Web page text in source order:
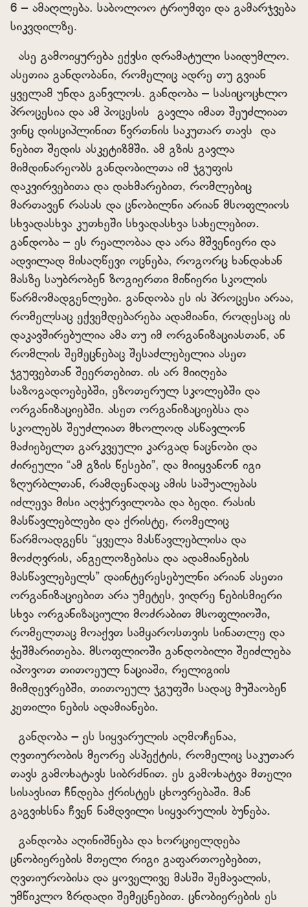
6 – ამაღლება. საბოლოო ტრიუმფი და გამარჯვება
სიკვდილზე.
ასე გამოიყურება ექვსი დრამატული საიდუმლო.
ასეთია განდობანი, რომელიც ადრე თუ გვიან
ყველამ უნდა განვლოს. განდობა – სასიცოცხლო
პროცესია და ამ პოცესის გავლა იმათ შეუძლიათ
ვინც დისციპლინით წვრთნის საკუთარ თავს და
ნებით შედის ასკეტიზმში. ამ გზის გავლა
მიმდინარეობს განდობილთა იმ ჯგუფის
დაკვირვებითა და დახმარებით, რომლებიც
მართავენ რასას და ცნობილნი არიან მსოფლიოს
სხვადასხვა კუთხეში სხვადასხვა სახელებით.
განდობა – ეს რეალობაა და არა მშვენიერი და
ადვილად მისაღწევი ოცნება, როგორც ხანდახან
მასზე საუბრობენ ზოგიერთი მიწიერი სკოლის
წარმომადგენლები. განდობა ეს ის პროცესი არაა,
რომელსაც ექვემდებარება ადამიანი, როდესაც ის
დაკავშირებულია ამა თუ იმ ორგანიზაციასთან, ან
რომლის შემეცნებაც შესაძლებელია ასეთ
ჯგუფებთან შეერთებით. ის არ მიიღება
საზოგადოებებში, ეზოთერულ სკოლებში და
ორგანიზაციებში. ასეთ ორგანიზაციებსა და
სკოლებს შეუძლიათ მხოლოდ ასწავლონ
მაძიებელთ გარკვეული კარგად ნაცნობი და
ძირეული “ამ გზის წესები”, და მიიყვანონ იგი
ზღურბლთან, რამდენადაც ამის საშუალებას
იძლევა მისი აღჭურვილობა და ბედი. რასის
მასწავლებლები და ქრისტე, რომელიც
წარმოადგენს “ყველა მასწავლებლისა და
მოძღვრის, ანგელოზებისა და ადამიანების
მასწავლებელს” დაინტერესებულნი არიან ასეთი
ორგანიზაციებით არა უმეტეს, ვიდრე ნებისმიერი
სხვა ორგანიზაციული მოძრაბით მსოფლიოში,
რომელთაც მოაქვთ სამყაროსთვის სინათლე და
ჭეშმარითება. მსოფლიოში განდობილი შეიძლება
იპოვოთ თითოეულ ნაციაში, რელიგიის
მიმდევრებში, თითოეულ ჯგუფში სადაც მუშაობენ
კეთილი ნების ადამიანები.
განდობა – ეს სიყვარულის აღმოჩენაა,
ღვთიურობის მეორე ასპექტის, რომელიც საკუთარ
თავს გამოხატავს სიბრძნით. ეს გამოხატვა მთელი
სისავსით ჩნდება ქრისტეს ცხოვრებაში. მან
გაგვიხსნა ჩვენ ნამდვილი სიყვარულის ბუნება.
განდობა აღინიშნება და ხორციელდება
ცნობიერების მთელი რიგი გაფართოებებით,
ღვთიურობისა და ყოველივე მასში შემავალის,
უმწიკლო ზრდადი შემეცნებით. ცნობიერების ეს